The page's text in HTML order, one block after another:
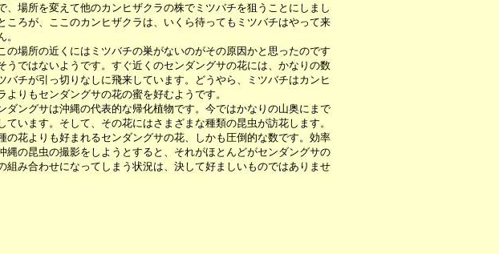
、場所を変えて他のカンヒザクラの株でミツバチを狙うことにしまし
ころが、ここのカンヒザクラは、いくら待ってもミツバチはやって来
。
の場所の近くにはミツバチの巣がないのがその原因かと思ったのです
うではないようです。すぐ近くのセンダングサの花には、かなりの数
バチが引っ切りなしに飛来しています。どうやら、ミツバチはカンヒ
よりもセンダングサの花の蜜を好むようです。
ダングサは沖縄の代表的な帰化植物です。今ではかなりの山奥にまで
ています。そして、その花にはさまざまな種類の昆虫が訪花します。
の花よりも好まれるセンダングサの花、しかも圧倒的な数です。効率
縄の昆虫の撮影をしようとすると、それがほとんどがセンダングサの
組み合わせになってしまう状況は、決して好ましいものではありませ